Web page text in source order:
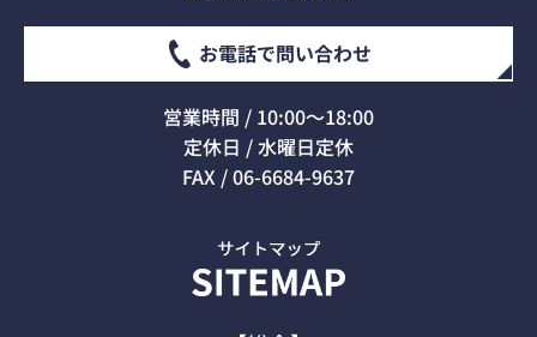
お電話で問い合わせ
営業時間 / 10:00～18:00
定休日 / 水曜日定休
FAX / 06-6684-9637